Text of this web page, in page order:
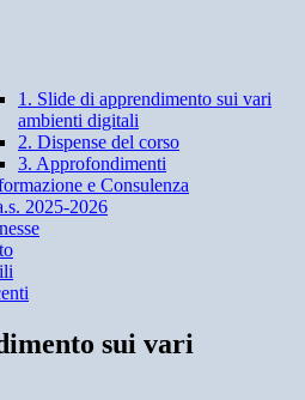
1. Slide di apprendimento sui vari
ambienti digitali
2. Dispense del corso
3. Approfondimenti
e Consulenza
2025-2026
sui vari